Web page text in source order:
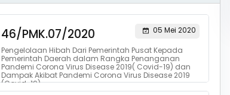
46/PMK.07/2020
05 Mei 2020
Pengelolaan Hibah Dari Pemerintah Pusat Kepada
Pemerintah Daerah dalam Rangka Penanganan
Pandemi Corona Virus Disease 2019( Covid-19) dan
Dampak Akibat Pandemi Corona Virus Disease 2019
(Covid-19)